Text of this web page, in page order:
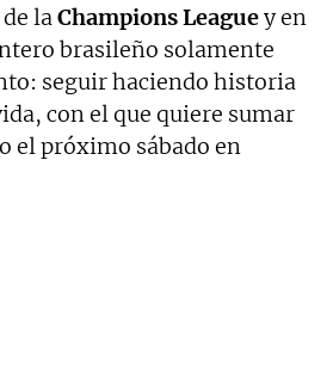
laChampions Leaguey en
brasileño solamente
seguir haciendo historia
con el que quiere sumar
el próximo sábado en